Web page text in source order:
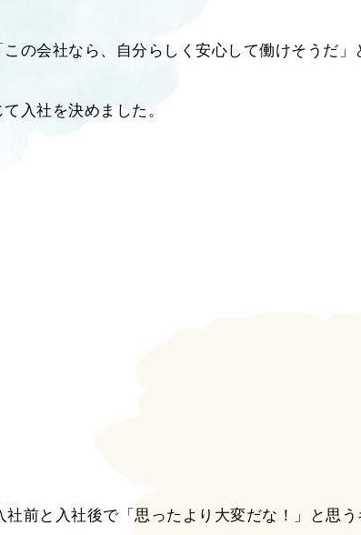
の会社なら、自分らしく安心して働けそうだ」
入社を決めました。
社前と入社後で「思ったより大変だな！」と思う